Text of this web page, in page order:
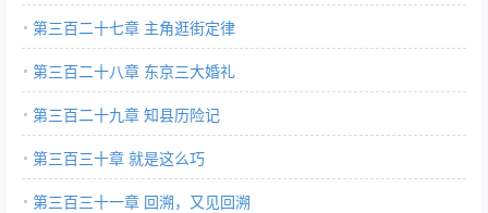
第三百二十七章 主角逛街定律
第三百二十八章 东京三大婚礼
第三百二十九章 知县历险记
第三百三十章 就是这么巧
第三百三十一章 回溯，又见回溯